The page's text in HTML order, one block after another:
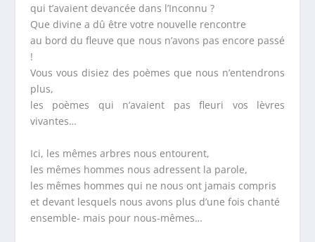
qui t’avaient devancée dans l’Inconnu ?
Que divine a dû être votre nouvelle rencontre
au bord du fleuve que nous n’avons pas encore passé
!
Vous vous disiez des poèmes que nous n’entendrons
plus,
les poèmes qui n’avaient pas fleuri vos lèvres
vivantes…
Ici, les mêmes arbres nous entourent,
les mêmes hommes nous adressent la parole,
les mêmes hommes qui ne nous ont jamais compris
et devant lesquels nous avons plus d’une fois chanté
ensemble- mais pour nous-mêmes…